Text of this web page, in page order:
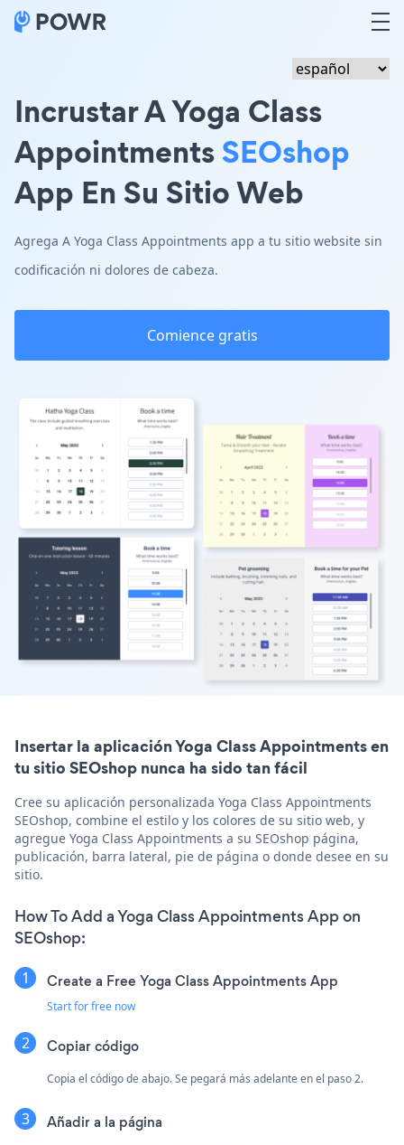
Incrustar A Yoga Class
AppointmentsSEOshop
App En Su Sitio Web
Agrega A Yoga Class Appointments app a tu sitio website sin
codificación ni dolores de cabeza.
Comience gratis
Insertar la aplicación Yoga Class Appointments en
tu sitio SEOshop nunca ha sido tan fácil
Cree su aplicación personalizada Yoga Class Appointments
SEOshop, combine el estilo y los colores de su sitio web, y
agregue Yoga Class Appointments a su SEOshop página,
publicación, barra lateral, pie de página o donde desee en su
sitio.
How To Add a Yoga Class Appointments App on
SEOshop:
Create a Free Yoga Class Appointments App
Start for free now
Copiar código
Copia el código de abajo. Se pegará más adelante en el paso 2.
Añadir a la página